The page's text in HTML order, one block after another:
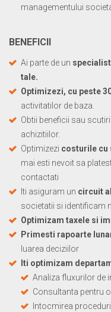
managementului
BENEFICII
Ai parte de un
tale.
Optimizezi, cu peste
activitatilor de baza.
Obtii beneficii sau
achizitiilor.
Optimizezi costurile cu
mai esti nevoit sa
contactati
Iti asiguram un circuit
societatii si identificam
Optimizam taxele si
Primesti rapoarte
luarea deciziilor
Iti optimizam
Analiza fluxurilor de
Consultanta pentru
Intocmirea